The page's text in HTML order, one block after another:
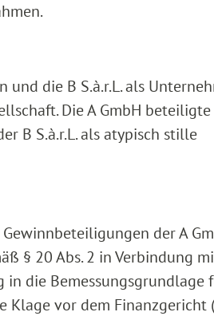
und die B S.à.r.L. als
Die A GmbH beteiligte
B S.à.r.L. als atypisch stille
der A
§ 20 Abs. 2 in Verbindung
in die Bemessungsgrundlage
Klage vor dem Finanzgericht